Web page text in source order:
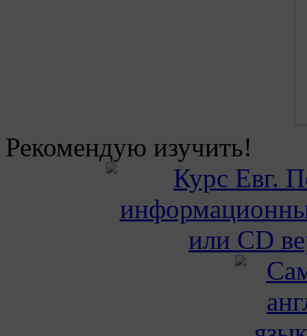
Рекомендую изучить!